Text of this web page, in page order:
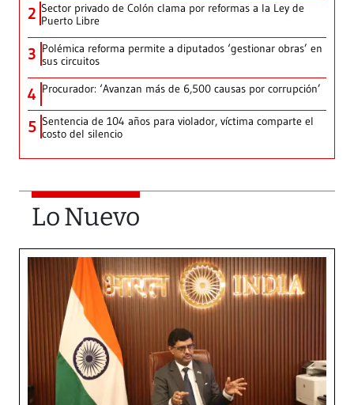
2 Sector privado de Colón clama por reformas a la Ley de
Puerto Libre
3 Polémica reforma permite a diputados ‘gestionar obras’ en
sus circuitos
4 Procurador: ‘Avanzan más de 6,500 causas por corrupción’
5 Sentencia de 104 años para violador, víctima comparte el
costo del silencio
Lo Nuevo